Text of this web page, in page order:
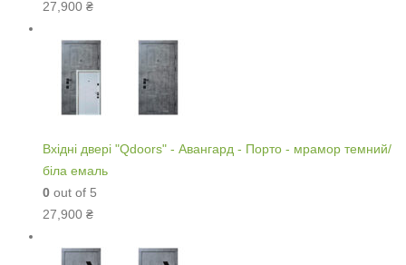
27,900 ₴
Вхідні двері "Qdoors" - Авангард - Порто - мрамор темний/
біла емаль
0 out of 5
27,900 ₴